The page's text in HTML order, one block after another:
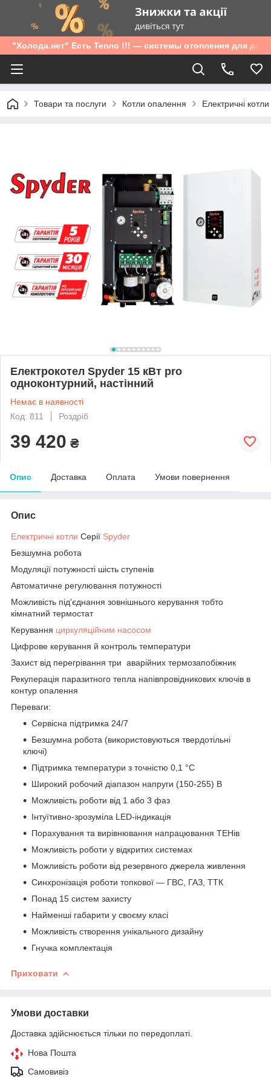
"Холода.нет" Есть Тепло !!! — системы отопления для дома
Товари та послуги Котли опалення Електричні котли
Електрокотел Spyder 15 кВт pro
одноконтурний, настінний
Немає в наявності
Код: 811
Роздріб
39 420 ₴
Опис Доставка Оплата Умови повернення
Опис
Електричні котли Серії Spyder
Безшумна робота
Модуляції потужності шість ступенів
Автоматичне регулювання потужності
Можливість під'єднання зовнішнього керування тобто
кімнатний термостат
Керування циркуляційним насосом
Цифрове керування й контроль температури
Захист від перегрівання три аварійних термозапобіжник
Рекуперація паразитного тепла напівпровідникових ключів в
контур опалення
Переваги:
Сервісна підтримка 24/7
Безшумна робота (використовуються твердотільні
ключі)
Підтримка температури з точністю 0,1 °C
Широкий робочий діапазон напруги (150-255) В
Можливість роботи від 1 або 3 фаз
Інтуїтивно-зрозуміла LED-індикація
Порахування та вирівнювання напрацювання ТЕНів
Можливість роботи у відкритих системах
Можливість роботи від резервного джерела живлення
Синхронізація роботи топкової — ГВС, ГАЗ, ТТК
Понад 15 систем захисту
Найменші габарити у своєму класі
Можливість створення унікального дизайну
Гнучка комплектація
Приховати
Умови доставки
Доставка здійснюється тільки по передоплаті.
Нова Пошта
Самовивіз